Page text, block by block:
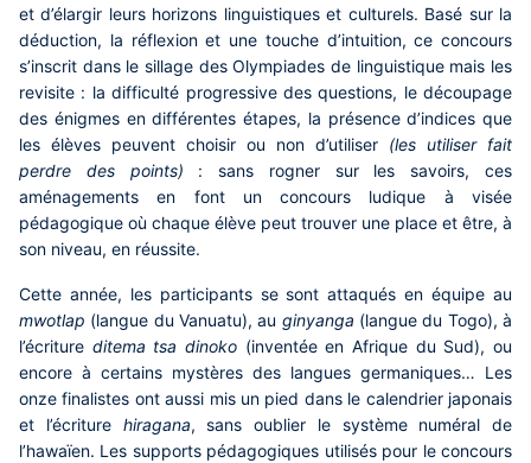
et d’élargir leurs horizons linguistiques et culturels. Basé sur la
déduction, la réflexion et une touche d’intuition, ce concours
s’inscrit dans le sillage des Olympiades de linguistique mais les
revisite : la difficulté progressive des questions, le découpage
des énigmes en différentes étapes, la présence d’indices que
les élèves peuvent choisir ou non d’utiliser (les utiliser fait
perdre des points) : sans rogner sur les savoirs, ces
aménagements en font un concours ludique à visée
pédagogique où chaque élève peut trouver une place et être, à
son niveau, en réussite.
Cette année, les participants se sont attaqués en équipe au
mwotlap (langue du Vanuatu), au ginyanga (langue du Togo), à
l’écriture ditema tsa dinoko (inventée en Afrique du Sud), ou
encore à certains mystères des langues germaniques… Les
onze finalistes ont aussi mis un pied dans le calendrier japonais
et l’écriture hiragana, sans oublier le système numéral de
l’hawaïen. Les supports pédagogiques utilisés pour le concours